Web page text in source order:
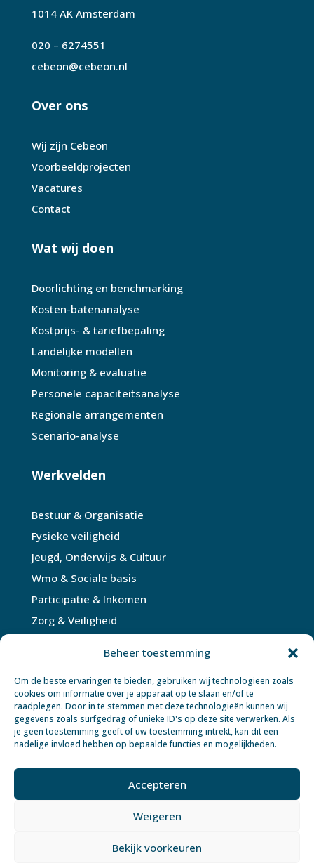
Beheer toestemming
Om de beste ervaringen te bieden, gebruiken wij technologieën zoals
cookies om informatie over je apparaat op te slaan en/of te
raadplegen. Door in te stemmen met deze technologieën kunnen wij
gegevens zoals surfgedrag of unieke ID's op deze site verwerken. Als
je geen toestemming geeft of uw toestemming intrekt, kan dit een
nadelige invloed hebben op bepaalde functies en mogelijkheden.
Accepteren
Weigeren
Bekijk voorkeuren
1014 AK Amsterdam
020 – 6274551
cebeon@cebeon.nl
Over ons
Wij zijn Cebeon
Voorbeeldprojecten
Vacatures
Contact
Wat wij doen
Doorlichting en benchmarking
Kosten-batenanalyse
Kostprijs- & tariefbepaling
Landelijke modellen
Monitoring & evaluatie
Personele capaciteitsanalyse
Regionale arrangementen
Scenario-analyse
Werkvelden
Bestuur & Organisatie
Fysieke veiligheid
Jeugd, Onderwijs & Cultuur
Wmo & Sociale basis
Participatie & Inkomen
Zorg & Veiligheid
© 2026 Cebeon